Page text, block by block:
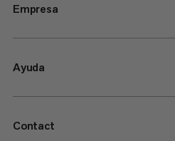
Empresa
Ayuda
Contact